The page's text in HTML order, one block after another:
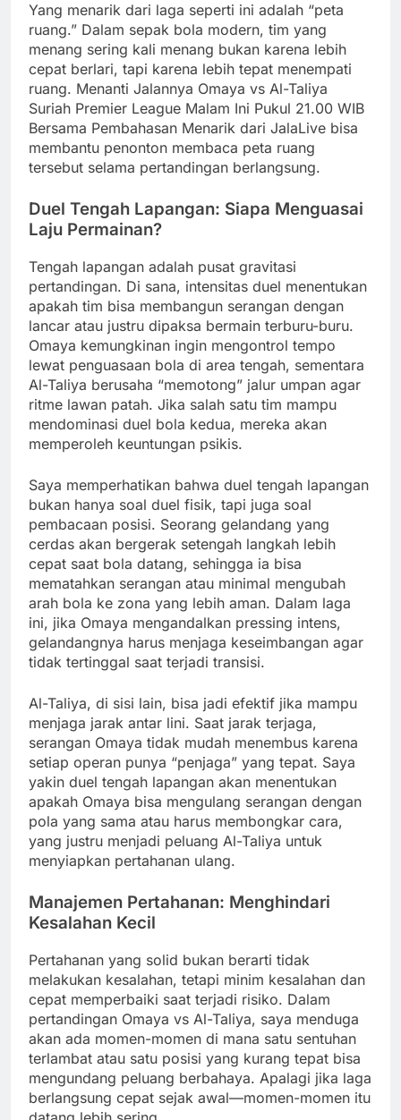
Yang menarik dari laga seperti ini adalah “peta
ruang.” Dalam sepak bola modern, tim yang
menang sering kali menang bukan karena lebih
cepat berlari, tapi karena lebih tepat menempati
ruang. Menanti Jalannya Omaya vs Al-Taliya
Suriah Premier League Malam Ini Pukul 21.00 WIB
Bersama Pembahasan Menarik dari JalaLive bisa
membantu penonton membaca peta ruang
tersebut selama pertandingan berlangsung.
Duel Tengah Lapangan: Siapa Menguasai
Laju Permainan?
Tengah lapangan adalah pusat gravitasi
pertandingan. Di sana, intensitas duel menentukan
apakah tim bisa membangun serangan dengan
lancar atau justru dipaksa bermain terburu-buru.
Omaya kemungkinan ingin mengontrol tempo
lewat penguasaan bola di area tengah, sementara
Al-Taliya berusaha “memotong” jalur umpan agar
ritme lawan patah. Jika salah satu tim mampu
mendominasi duel bola kedua, mereka akan
memperoleh keuntungan psikis.
Saya memperhatikan bahwa duel tengah lapangan
bukan hanya soal duel fisik, tapi juga soal
pembacaan posisi. Seorang gelandang yang
cerdas akan bergerak setengah langkah lebih
cepat saat bola datang, sehingga ia bisa
mematahkan serangan atau minimal mengubah
arah bola ke zona yang lebih aman. Dalam laga
ini, jika Omaya mengandalkan pressing intens,
gelandangnya harus menjaga keseimbangan agar
tidak tertinggal saat terjadi transisi.
Al-Taliya, di sisi lain, bisa jadi efektif jika mampu
menjaga jarak antar lini. Saat jarak terjaga,
serangan Omaya tidak mudah menembus karena
setiap operan punya “penjaga” yang tepat. Saya
yakin duel tengah lapangan akan menentukan
apakah Omaya bisa mengulang serangan dengan
pola yang sama atau harus membongkar cara,
yang justru menjadi peluang Al-Taliya untuk
menyiapkan pertahanan ulang.
Manajemen Pertahanan: Menghindari
Kesalahan Kecil
Pertahanan yang solid bukan berarti tidak
melakukan kesalahan, tetapi minim kesalahan dan
cepat memperbaiki saat terjadi risiko. Dalam
pertandingan Omaya vs Al-Taliya, saya menduga
akan ada momen-momen di mana satu sentuhan
terlambat atau satu posisi yang kurang tepat bisa
mengundang peluang berbahaya. Apalagi jika laga
berlangsung cepat sejak awal—momen-momen itu